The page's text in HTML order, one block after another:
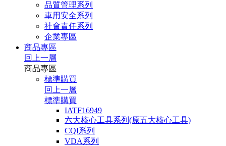
品質管理系列
車用安全系列
社會責任系列
企業專區
商品專區
回上一層
商品專區
標準購買
回上一層
標準購買
IATF16949
六大核心工具系列(原五大核心工具)
CQI系列
VDA系列